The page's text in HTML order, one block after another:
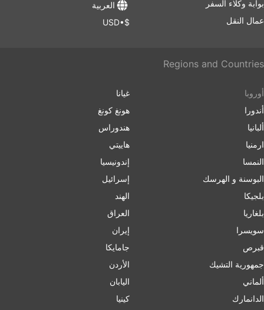
بوابة وكلاء السفر
عمال النقل
العربية
$•USD
Regions and Countries
أوروبا
أندورا
ألبانيا
ارمنیا
النمسا
البوسنة و الهرسك
بلجيكا
بلغاریا
سويسرا
قبرص
جمهورية التشيك
ألماني
الدانمارك
غيانا
هونغ كونغ
هندوراس
هاييتي
إندونيسيا
إسرائیل
الهند
العراق
إيران
جامايكا
الأردن
اليابان
كينيا